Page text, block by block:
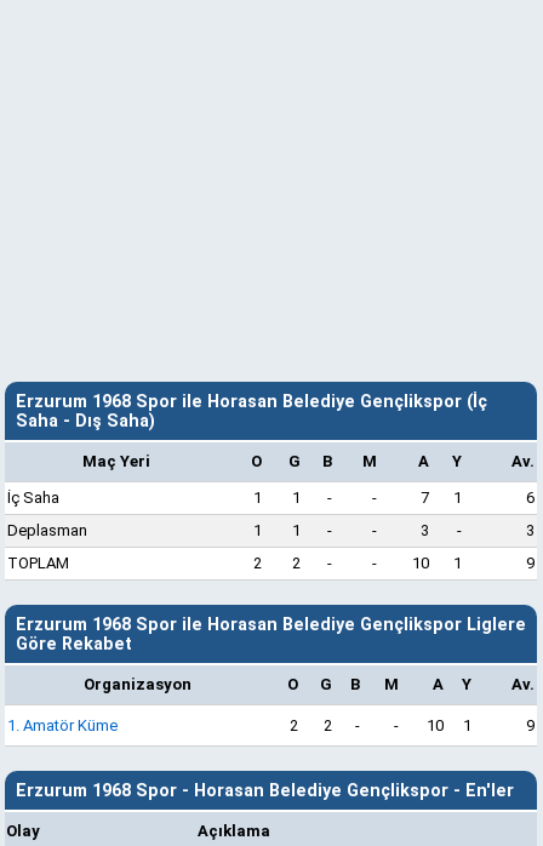
Erzurum 1968 Spor ile Horasan Belediye Gençlikspor (İç
Saha - Dış Saha)
Maç Yeri O G B M A Y
Av.
İç Saha
1 1 - - 7 1
6
Deplasman
1 1 - - 3 -
3
TOPLAM
2 2 - - 10 1 9
Erzurum 1968 Spor ile Horasan Belediye Gençlikspor Liglere
Göre Rekabet
Organizasyon O G B M A Y Av.
1. Amatör Küme 2 2 - - 10 1 9
Erzurum 1968 Spor - Horasan Belediye Gençlikspor - En'ler
Olay Açıklama